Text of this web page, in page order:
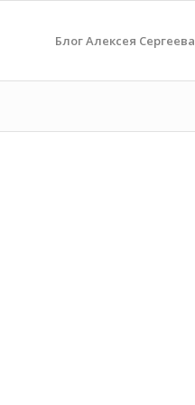
Блог Алексея Сергеева